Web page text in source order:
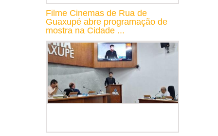
Filme Cinemas de Rua de
Guaxupé abre programação de
mostra na Cidade ...